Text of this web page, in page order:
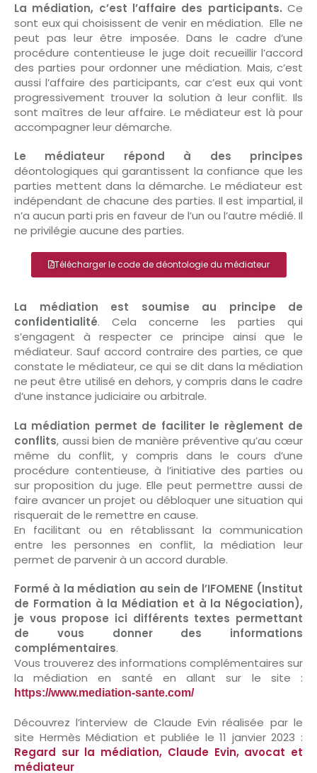
La médiation, c’est l’affaire des participants. Ce
sont eux qui choisissent de venir en médiation. Elle ne
peut pas leur être imposée. Dans le cadre d’une
procédure contentieuse le juge doit recueillir l’accord
des parties pour ordonner une médiation. Mais, c’est
aussi l’affaire des participants, car c’est eux qui vont
progressivement trouver la solution à leur conflit. Ils
sont maîtres de leur affaire. Le médiateur est là pour
accompagner leur démarche.
Le médiateur répond à des principes
déontologiques qui garantissent la confiance que les
parties mettent dans la démarche. Le médiateur est
indépendant de chacune des parties. Il est impartial, il
n’a aucun parti pris en faveur de l’un ou l’autre médié. Il
ne privilégie aucune des parties.
Télécharger le code de déontologie du médiateur
La médiation est soumise au principe de
confidentialité. Cela concerne les parties qui
s’engagent à respecter ce principe ainsi que le
médiateur. Sauf accord contraire des parties, ce que
constate le médiateur, ce qui se dit dans la médiation
ne peut être utilisé en dehors, y compris dans le cadre
d’une instance judiciaire ou arbitrale.
La médiation permet de faciliter le règlement de
conflits, aussi bien de manière préventive qu’au cœur
même du conflit, y compris dans le cours d’une
procédure contentieuse, à l’initiative des parties ou
sur proposition du juge. Elle peut permettre aussi de
faire avancer un projet ou débloquer une situation qui
risquerait de le remettre en cause.
En facilitant ou en rétablissant la communication
entre les personnes en conflit, la médiation leur
permet de parvenir à un accord durable.
Formé à la médiation au sein de l’IFOMENE (Institut
de Formation à la Médiation et à la Négociation),
je vous propose ici différents textes permettant
de vous donner des informations
complémentaires.
Vous trouverez des informations complémentaires sur
la médiation en santé en allant sur le site :
https://www.mediation-sante.com/
Découvrez l’interview de Claude Evin réalisée par le
site Hermès Médiation et publiée le 11 janvier 2023 :
Regard sur la médiation, Claude Evin, avocat et
médiateur